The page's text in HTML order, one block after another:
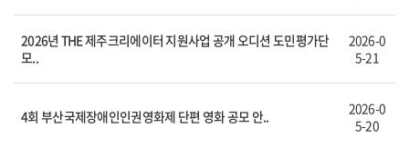
2026년 THE 제주크리에이터 지원사업 공개 오디션 도민평가단
모..
2026-0
5-21
4회 부산국제장애인인권영화제 단편 영화 공모 안..
2026-0
5-20